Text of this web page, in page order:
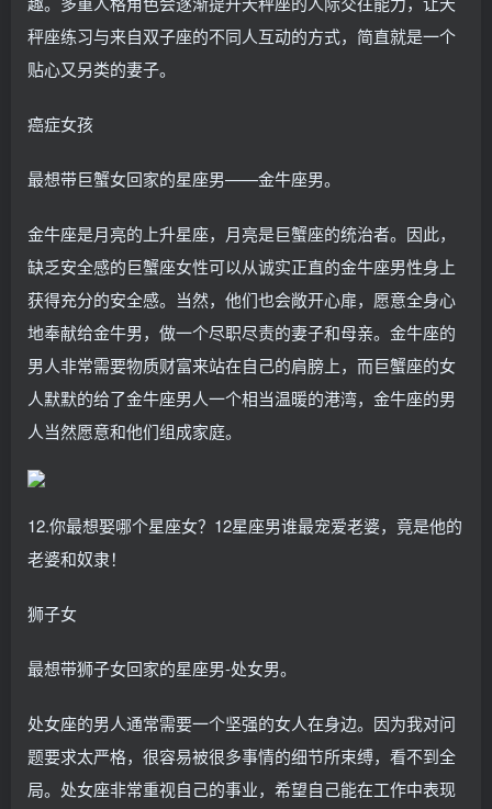
秤座练习与来自双子座的不同人互动的方式，简直就是一个
贴心又另类的妻子。
癌症女孩
最想带巨蟹女回家的星座男——金牛座男。
金牛座是月亮的上升星座，月亮是巨蟹座的统治者。因此，
缺乏安全感的巨蟹座女性可以从诚实正直的金牛座男性身上
获得充分的安全感。当然，他们也会敞开心扉，愿意全身心
地奉献给金牛男，做一个尽职尽责的妻子和母亲。金牛座的
男人非常需要物质财富来站在自己的肩膀上，而巨蟹座的女
人默默的给了金牛座男人一个相当温暖的港湾，金牛座的男
人当然愿意和他们组成家庭。
12.你最想娶哪个星座女？12星座男谁最宠爱老婆，竟是他的
老婆和奴隶！
狮子女
最想带狮子女回家的星座男-处女男。
处女座的男人通常需要一个坚强的女人在身边。因为我对问
题要求太严格，很容易被很多事情的细节所束缚，看不到全
局。处女座非常重视自己的事业，希望自己能在工作中表现